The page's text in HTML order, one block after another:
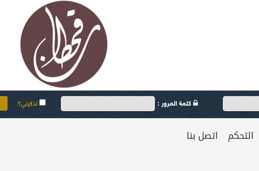
كلمة المرور : تذكرني؟
التحكم اتصل بنا